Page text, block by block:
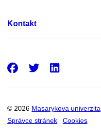
Kontakt
© 2026 Masarykova univerzita
Správce stránek
Cookies
Facebook
Twitter